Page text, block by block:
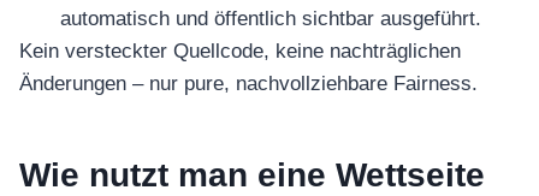
automatisch und öffentlich sichtbar ausgeführt.
Kein versteckter Quellcode, keine nachträglichen
Änderungen – nur pure, nachvollziehbare Fairness.
Wie nutzt man eine Wettseite